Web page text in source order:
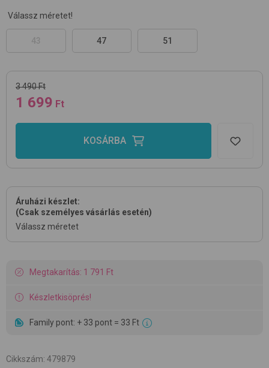
Válassz méretet!
43 47 51
3 490 Ft
1 699 Ft
KOSÁRBA
Áruházi készlet:
(Csak személyes vásárlás esetén)
Válassz méretet
Megtakarítás: 1 791 Ft
Készletkisöprés!
Family pont: + 33 pont = 33 Ft
Cikkszám: 479879